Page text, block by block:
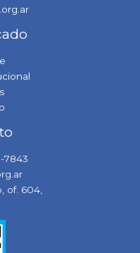
7843
of. 604,